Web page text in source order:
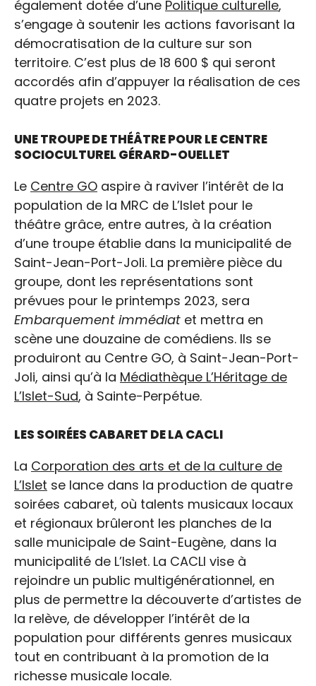
également dotée d’une Politique culturelle,
s’engage à soutenir les actions favorisant la
démocratisation de la culture sur son
territoire. C’est plus de 18 600 $ qui seront
accordés afin d’appuyer la réalisation de ces
quatre projets en 2023.
UNE TROUPE DE THÉÂTRE POUR LE CENTRE
SOCIOCULTUREL GÉRARD-OUELLET
Le Centre GO aspire à raviver l’intérêt de la
population de la MRC de L’Islet pour le
théâtre grâce, entre autres, à la création
d’une troupe établie dans la municipalité de
Saint-Jean-Port-Joli. La première pièce du
groupe, dont les représentations sont
prévues pour le printemps 2023, sera
Embarquement immédiat et mettra en
scène une douzaine de comédiens. Ils se
produiront au Centre GO, à Saint-Jean-Port-
Joli, ainsi qu’à la Médiathèque L’Héritage de
L’Islet-Sud, à Sainte-Perpétue.
LES SOIRÉES CABARET DE LA CACLI
La Corporation des arts et de la culture de
L’Islet se lance dans la production de quatre
soirées cabaret, où talents musicaux locaux
et régionaux brûleront les planches de la
salle municipale de Saint-Eugène, dans la
municipalité de L’Islet. La CACLI vise à
rejoindre un public multigénérationnel, en
plus de permettre la découverte d’artistes de
la relève, de développer l’intérêt de la
population pour différents genres musicaux
tout en contribuant à la promotion de la
richesse musicale locale.